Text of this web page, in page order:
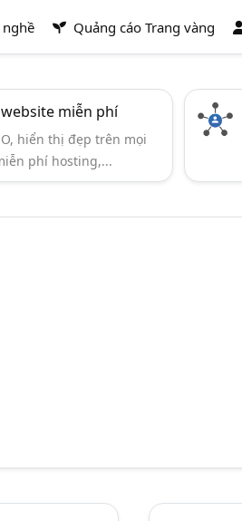
Quảng cáo Trang vàng
miễn phí
hiển thị đẹp trên mọi
phí hosting,...